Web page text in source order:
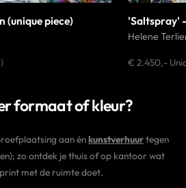
(unique piece) 'Saltspray'
Helene
€ 2.450,-
formaat of kleur?
aan énkunstverhuurtegen
zo ontdek je thuis of op kantoor wat
met de ruimte doet.